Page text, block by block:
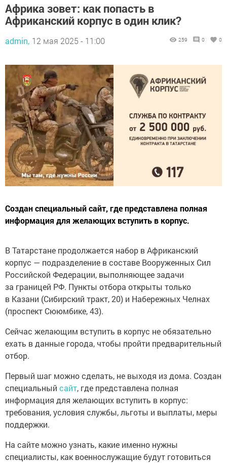
Африка зовет: как попасть в
Африканский корпус в один клик?
admin, 12 мая 2025 - 11:00 259 0 0
Создан специальный сайт, где представлена полная
информация для желающих вступить в корпус.
В Татарстане продолжается набор в Африканский
корпус — подразделение в составе Вооруженных Сил
Российской Федерации, выполняющее задачи
за границей РФ. Пункты отбора открыты только
в Казани (Сибирский тракт, 20) и Набережных Челнах
(проспект Сююмбике, 43).
Сейчас желающим вступить в корпус не обязательно
ехать в данные города, чтобы пройти предварительный
отбор.
Первый шаг можно сделать, не выходя из дома. Создан
специальный сайт, где представлена полная
информация для желающих вступить в корпус:
требования, условия службы, льготы и выплаты, меры
поддержки.
На сайте можно узнать, какие именно нужны
специалисты, как военнослужащие будут готовиться